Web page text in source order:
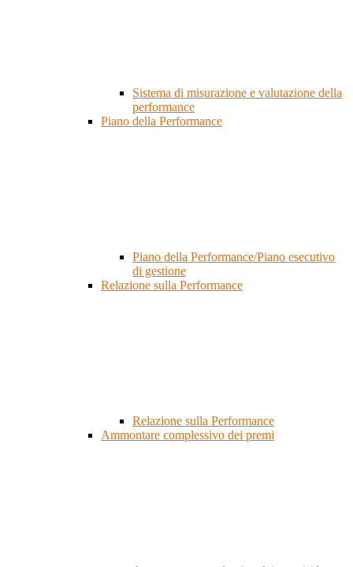
Sistema di misurazione e valutazione della
performance
Piano della Performance
Piano della Performance/Piano esecutivo
di gestione
Relazione sulla Performance
Relazione sulla Performance
Ammontare complessivo dei premi